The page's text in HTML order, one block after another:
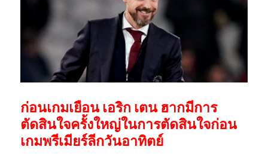
ก่อนเกมเยือน เอริก เตน ฮากมีการ
ตัดสินใจครั้งใหญ่ในการตัดสินใจก่อน
เกมพรีเมียร์ลีกวันอาทิตย์